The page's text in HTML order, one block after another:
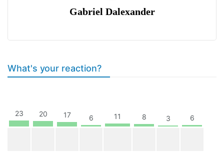
Gabriel Dalexander
What's your reaction?
23 20 17 6 11 8 3 6